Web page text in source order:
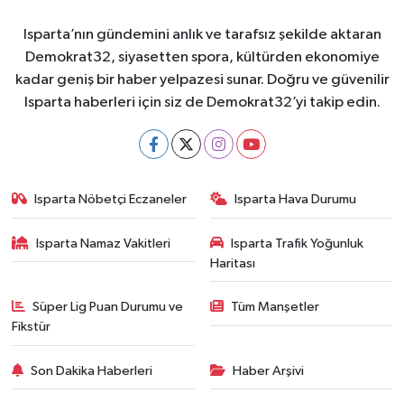
Isparta’nın gündemini anlık ve tarafsız şekilde aktaran
Demokrat32, siyasetten spora, kültürden ekonomiye
kadar geniş bir haber yelpazesi sunar. Doğru ve güvenilir
Isparta haberleri için siz de Demokrat32’yi takip edin.
Isparta Nöbetçi Eczaneler Isparta Hava Durumu
Isparta Namaz Vakitleri
Isparta Trafik Yoğunluk
Haritası
Süper Lig Puan Durumu ve
Fikstür
Tüm Manşetler
Son Dakika Haberleri Haber Arşivi